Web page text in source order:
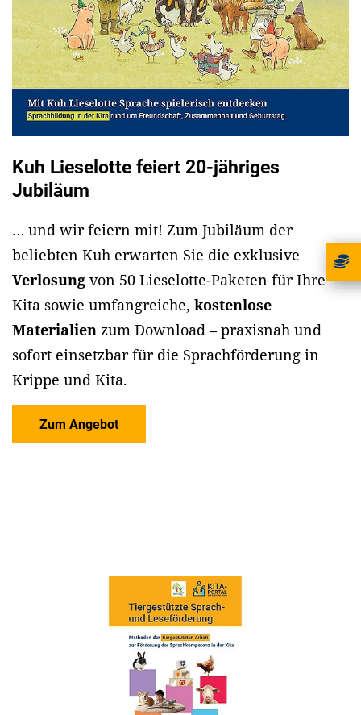
Kuh Lieselotte feiert 20-jähriges
Jubiläum
… und wir feiern mit! Zum Jubiläum der
beliebten Kuh erwarten Sie die exklusive
Verlosung von 50 Lieselotte-Paketen für Ihre
Kita sowie umfangreiche, kostenlose
Materialien zum Download – praxisnah und
sofort einsetzbar für die Sprachförderung in
Krippe und Kita.
Zum Angebot